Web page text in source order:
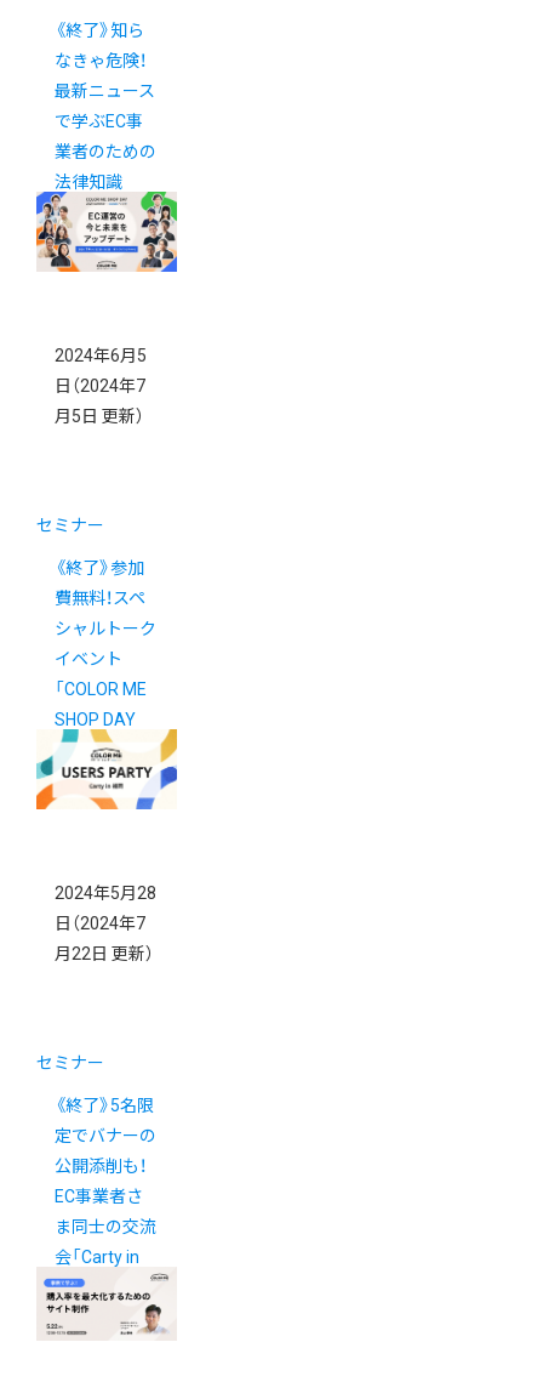
《終了》知ら
なきゃ危険！
最新ニュース
で学ぶEC事
業者のための
法律知識
2024年6月5
日 （2024年7
月5日 更新）
セミナー
《終了》参加
費無料！スペ
シャルトーク
イベント
「COLOR ME
SHOP DAY
2024
Summer」
2024年5月28
日 （2024年7
月22日 更新）
セミナー
《終了》5名限
定でバナーの
公開添削も！
EC事業者さ
ま同士の交流
会「Carty in
福岡」